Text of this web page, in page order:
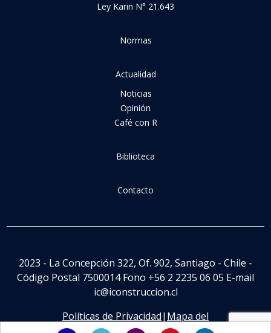
Ley Karin N° 21.643
Normas
Actualidad
Noticias
Opinión
Café con R
Biblioteca
Contacto
2023 - La Concepción 322, Of. 902, Santiago - Chile -
Código Postal 7500014 Fono +56 2 2235 06 05 E-mail
ic@iconstruccion.cl
Políticas de Privacidad| Mapa del